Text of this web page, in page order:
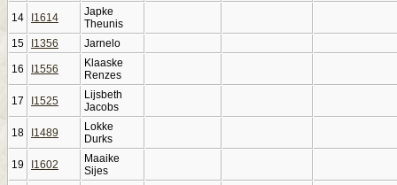
14 I1614
Japke
Theunis
15
I1356 Jarnelo
16 I1556
Klaaske
Renzes
17 I1525
Lijsbeth
Jacobs
18 I1489
Lokke
Durks
19 I1602
Maaike
Sijes